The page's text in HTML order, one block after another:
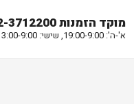
מוקד הזמנות 072-3712200
א'-ה': 19:00-9:00, שישי: 13:00-9:00